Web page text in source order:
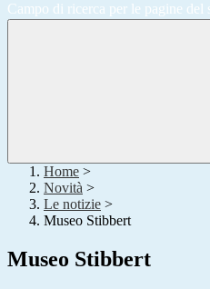
Campo di ricerca per le pagine del
Home >
Novità >
Le notizie >
Museo Stibbert
Museo Stibbert